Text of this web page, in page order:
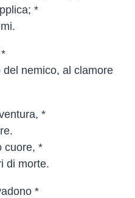
*
nemico, al clamore
*
cuore, *
di morte.
*